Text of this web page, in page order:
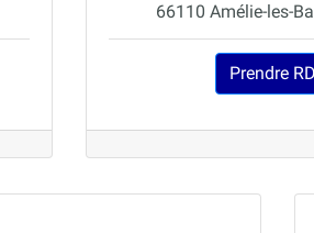
66110 Amélie-les-
Prendre